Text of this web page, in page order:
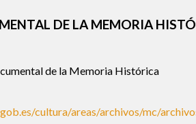
DE LA MEMORIA
de la Memoria Histórica
cultura/areas/archivos/mc/